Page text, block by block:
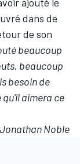
dans de
de son
beaucoup
beaucoup
besoin de
aimera ce
Noble